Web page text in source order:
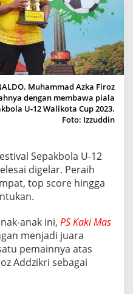
Muhammad Azka Firoz
dengan membawa piala
U-12 Walikota Cup 2023.
Foto: Izzuddin
Sepakbola U-12
digelar. Peraih
top score hingga
anak ini, PS Kaki Mas
menjadi juara
pemainnya atas
Addzikri sebagai